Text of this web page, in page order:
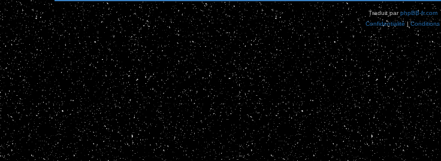
Traduit parphpBB-fr.com
Confidentialité|Conditions